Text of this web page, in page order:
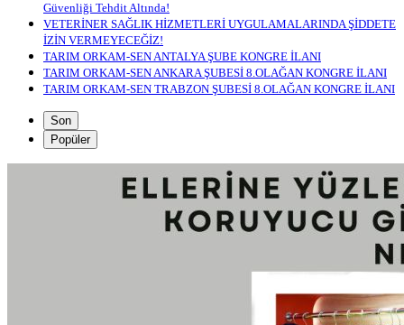
Güvenliği Tehdit Altında!
VETERİNER SAĞLIK HİZMETLERİ UYGULAMALARINDA ŞİDDETE
İZİN VERMEYECEĞİZ!
TARIM ORKAM-SEN ANTALYA ŞUBE KONGRE İLANI
TARIM ORKAM-SEN ANKARA ŞUBESİ 8.OLAĞAN KONGRE İLANI
TARIM ORKAM-SEN TRABZON ŞUBESİ 8.OLAĞAN KONGRE İLANI
Son
Popüler